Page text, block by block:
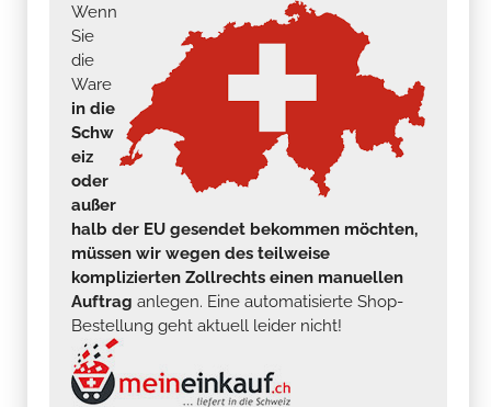
Wenn
Sie
die
Ware
in die
Schw
eiz
oder
außer
halb der EU gesendet bekommen möchten,
müssen wir wegen des teilweise
komplizierten Zollrechts einen manuellen
Auftrag anlegen. Eine automatisierte Shop-
Bestellung geht aktuell leider nicht!